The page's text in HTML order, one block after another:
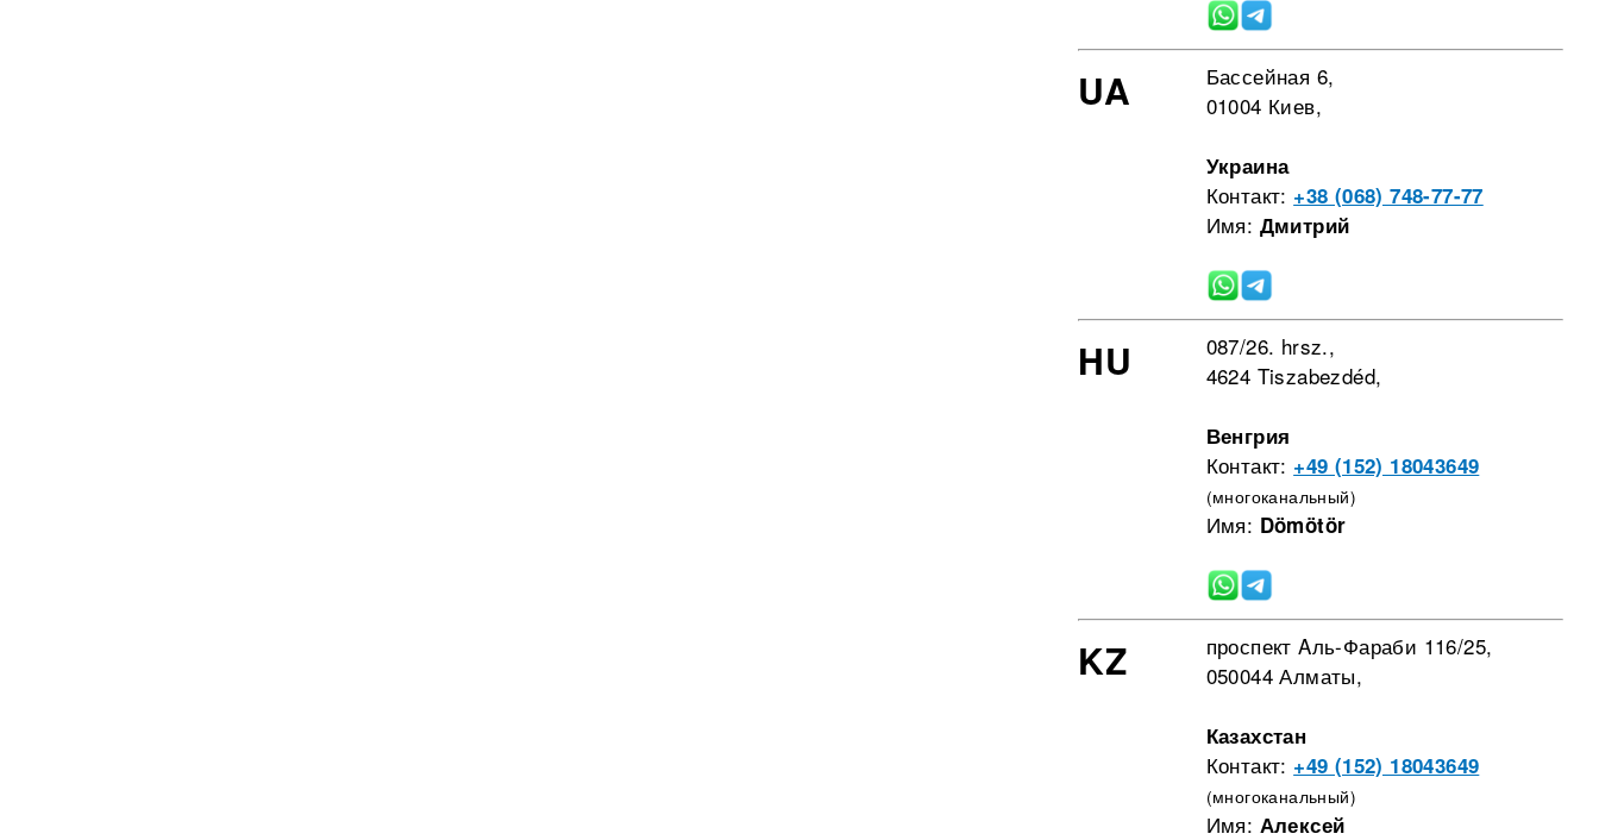
UA
Бассейная 6,
01004 Киев,
Украина
Контакт: +38 (068) 748-77-77
Имя: Дмитрий
HU
087/26. hrsz.,
4624 Tiszabezdéd,
Венгрия
Контакт: +49 (152) 18043649
(многоканальный)
Имя: Dömötör
KZ
проспект Aль-Фараби 116/25,
050044 Алматы,
Казахстан
Контакт: +49 (152) 18043649
(многоканальный)
Имя: Алексей